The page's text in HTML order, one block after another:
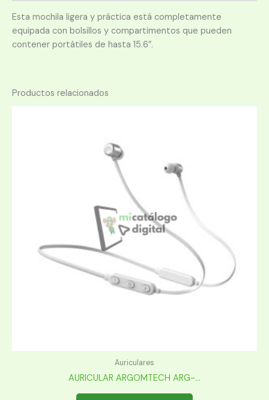
Esta mochila ligera y práctica está completamente
equipada con bolsillos y compartimentos que pueden
contener portátiles de hasta 15.6″.
Productos relacionados
Auriculares
AURICULAR ARGOMTECH ARG-...